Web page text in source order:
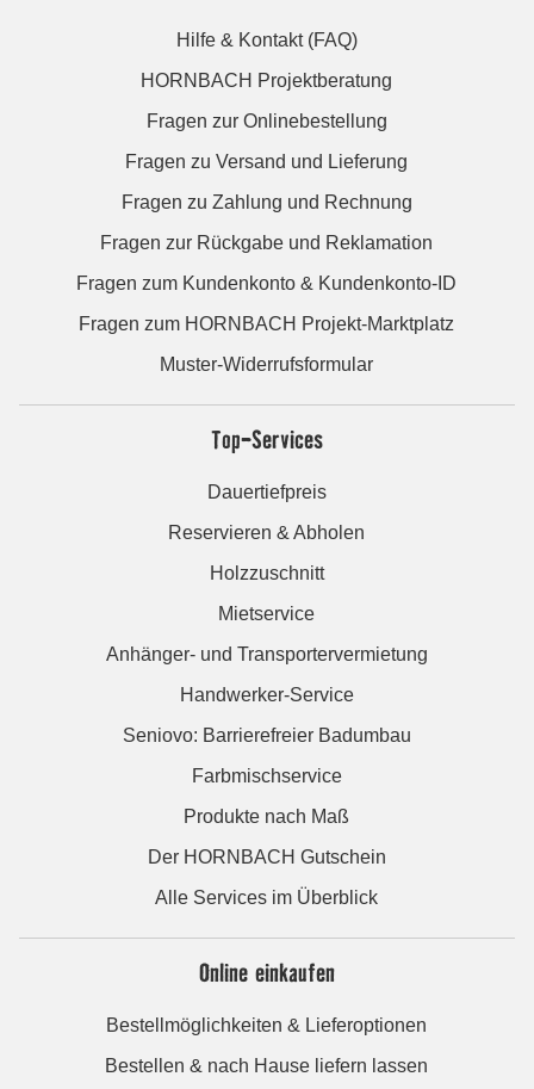
Hilfe & Kontakt (FAQ)
HORNBACH Projektberatung
Fragen zur Onlinebestellung
Fragen zu Versand und Lieferung
Fragen zu Zahlung und Rechnung
Fragen zur Rückgabe und Reklamation
Fragen zum Kundenkonto & Kundenkonto-ID
Fragen zum HORNBACH Projekt-Marktplatz
Muster-Widerrufsformular
Top-Services
Dauertiefpreis
Reservieren & Abholen
Holzzuschnitt
Mietservice
Anhänger- und Transportervermietung
Handwerker-Service
Seniovo: Barrierefreier Badumbau
Farbmischservice
Produkte nach Maß
Der HORNBACH Gutschein
Alle Services im Überblick
Online einkaufen
Bestellmöglichkeiten & Lieferoptionen
Bestellen & nach Hause liefern lassen